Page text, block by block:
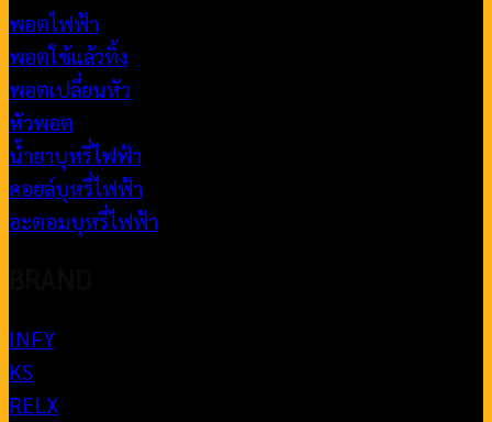
พอตไฟฟ้า
พอตใช้แล้วทิ้ง
พอตเปลี่ยนหัว
หัวพอต
น้ำยาบุหรี่ไฟฟ้า
คอยล์บุหรี่ไฟฟ้า
อะตอมบุหรี่ไฟฟ้า
INFY
KS
RELX